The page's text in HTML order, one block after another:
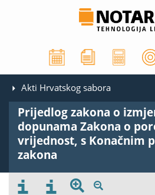
Akti Hrvatskog sabora
Prijedlog zakona o
dopunama Zakona o
vrijednost, s Konačnim
zakona